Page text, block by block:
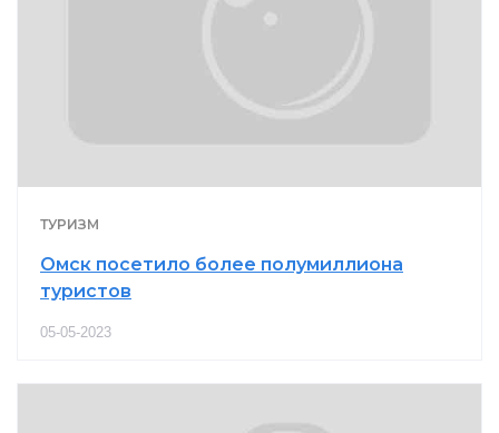
ТУРИЗМ
Омск посетило более полумиллиона
туристов
05-05-2023